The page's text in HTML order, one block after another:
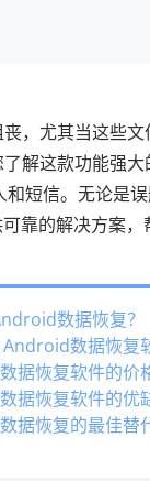
，尤其当这些
解这款功能强
和短信。无论是
的解决方案，
数据恢复？
数据恢复
据恢复软件的价
据恢复软件的优
据恢复的最佳替